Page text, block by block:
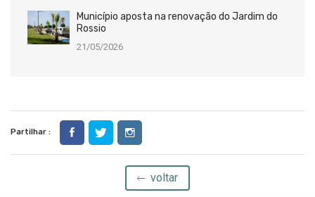
Município aposta na renovação do Jardim do
Rossio
21/05/2026
Partilhar :
voltar